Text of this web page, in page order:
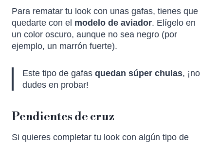
Para rematar tu look con unas gafas, tienes que
quedarte con el modelo de aviador. Elígelo en
un color oscuro, aunque no sea negro (por
ejemplo, un marrón fuerte).
Este tipo de gafas quedan súper chulas, ¡no
dudes en probar!
Pendientes de cruz
Si quieres completar tu look con algún tipo de